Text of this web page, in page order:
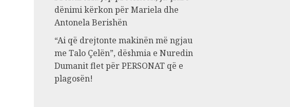
dënimi kërkon për Mariela dhe
Antonela Berishën
“Ai që drejtonte makinën më ngjau
me Talo Çelën”, dëshmia e Nuredin
Dumanit flet për PERSONAT që e
plagosën!